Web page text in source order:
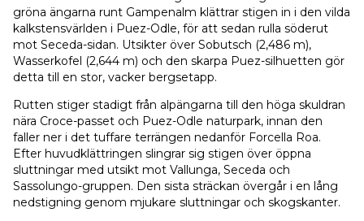
gröna ängarna runt Gampenalm klättrar stigen in i den vilda
kalkstensvärlden i Puez-Odle, för att sedan rulla söderut
mot Seceda-sidan. Utsikter över Sobutsch (2,486 m),
Wasserkofel (2,644 m) och den skarpa Puez-silhuetten gör
detta till en stor, vacker bergsetapp.
Rutten stiger stadigt från alpängarna till den höga skuldran
nära Croce-passet och Puez-Odle naturpark, innan den
faller ner i det tuffare terrängen nedanför Forcella Roa.
Efter huvudklättringen slingrar sig stigen över öppna
sluttningar med utsikt mot Vallunga, Seceda och
Sassolungo-gruppen. Den sista sträckan övergår i en lång
nedstigning genom mjukare sluttningar och skogskanter.